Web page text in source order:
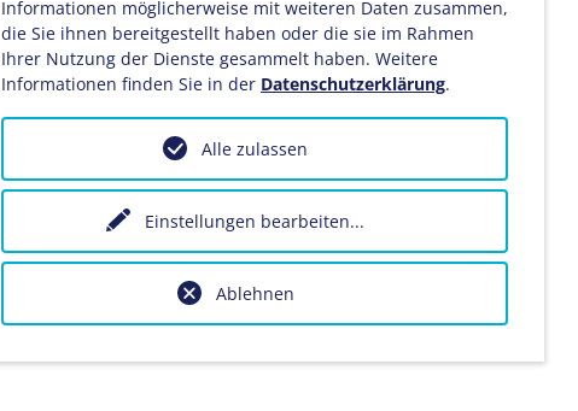
Informationen möglicherweise mit weiteren Daten zusammen,
die Sie ihnen bereitgestellt haben oder die sie im Rahmen
Ihrer Nutzung der Dienste gesammelt haben. Weitere
Informationen finden Sie in der Datenschutzerklärung.
Einstellungen bearbeiten...
Ablehnen
Alle zulassen